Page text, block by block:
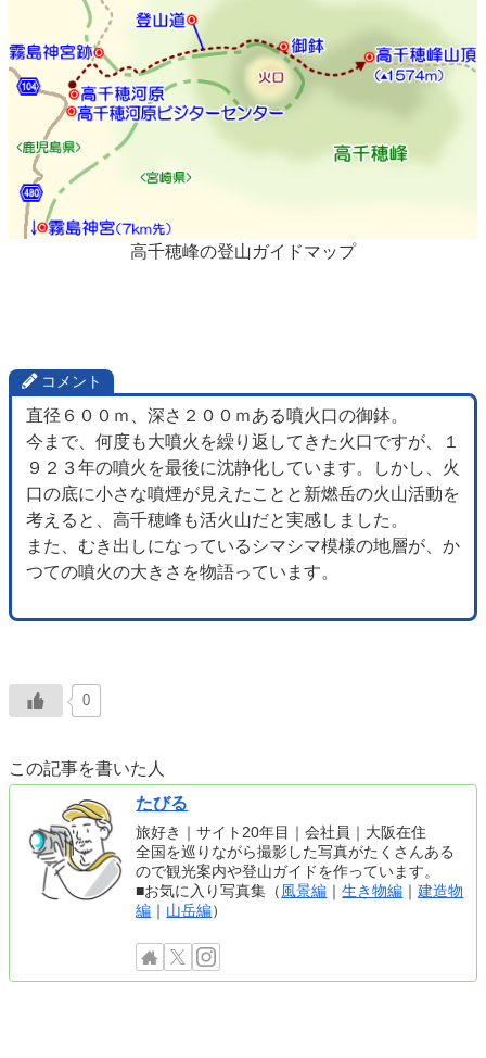
高千穂峰の登山ガイドマップ
コメント
直径６００ｍ、深さ２００ｍある噴火口の御鉢。
今まで、何度も大噴火を繰り返してきた火口ですが、１
９２３年の噴火を最後に沈静化しています。しかし、火
口の底に小さな噴煙が見えたことと新燃岳の火山活動を
考えると、高千穂峰も活火山だと実感しました。
また、むき出しになっているシマシマ模様の地層が、か
つての噴火の大きさを物語っています。
0
この記事を書いた人
たびる
旅好き｜サイト20年目｜会社員｜大阪在住
全国を巡りながら撮影した写真がたくさんある
ので観光案内や登山ガイドを作っています。
■お気に入り写真集（ 風景編 ｜生き物編 ｜建造物
編 ｜ 山岳編）